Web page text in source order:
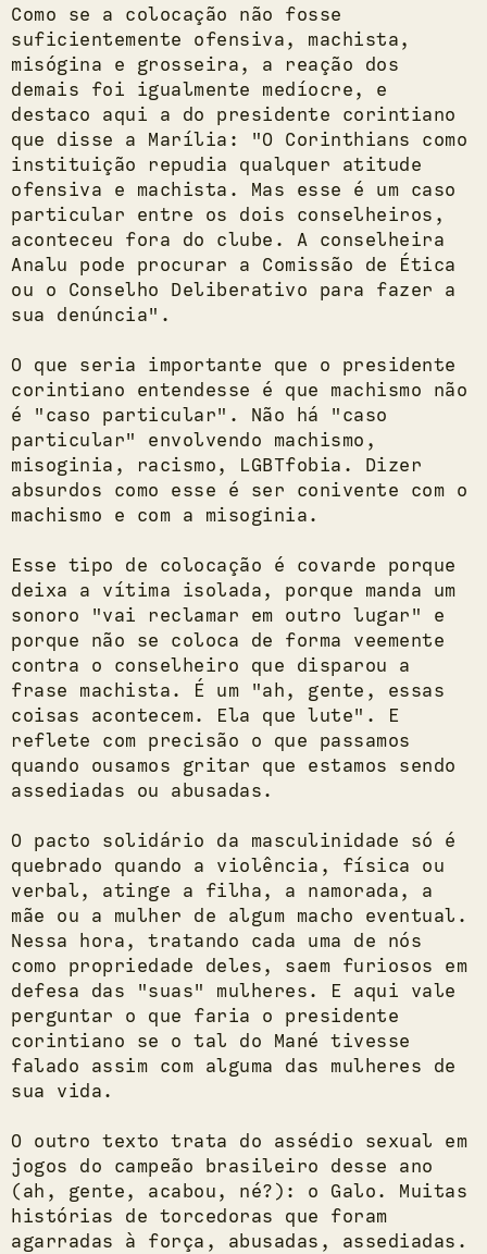
Como se a colocação não fosse
suficientemente ofensiva, machista,
misógina e grosseira, a reação dos
demais foi igualmente medíocre, e
destaco aqui a do presidente corintiano
que disse a Marília: "O Corinthians como
instituição repudia qualquer atitude
ofensiva e machista. Mas esse é um caso
particular entre os dois conselheiros,
aconteceu fora do clube. A conselheira
Analu pode procurar a Comissão de Ética
ou o Conselho Deliberativo para fazer a
sua denúncia".
O que seria importante que o presidente
corintiano entendesse é que machismo não
é "caso particular". Não há "caso
particular" envolvendo machismo,
misoginia, racismo, LGBTfobia. Dizer
absurdos como esse é ser conivente com o
machismo e com a misoginia.
Esse tipo de colocação é covarde porque
deixa a vítima isolada, porque manda um
sonoro "vai reclamar em outro lugar" e
porque não se coloca de forma veemente
contra o conselheiro que disparou a
frase machista. É um "ah, gente, essas
coisas acontecem. Ela que lute". E
reflete com precisão o que passamos
quando ousamos gritar que estamos sendo
assediadas ou abusadas.
O pacto solidário da masculinidade só é
quebrado quando a violência, física ou
verbal, atinge a filha, a namorada, a
mãe ou a mulher de algum macho eventual.
Nessa hora, tratando cada uma de nós
como propriedade deles, saem furiosos em
defesa das "suas" mulheres. E aqui vale
perguntar o que faria o presidente
corintiano se o tal do Mané tivesse
falado assim com alguma das mulheres de
sua vida.
O outro texto trata do assédio sexual em
jogos do campeão brasileiro desse ano
(ah, gente, acabou, né?): o Galo. Muitas
histórias de torcedoras que foram
agarradas à força, abusadas, assediadas.